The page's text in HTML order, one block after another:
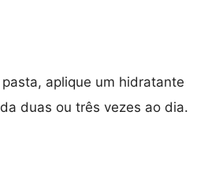
aplique um hidratante
duas ou três vezes ao dia.